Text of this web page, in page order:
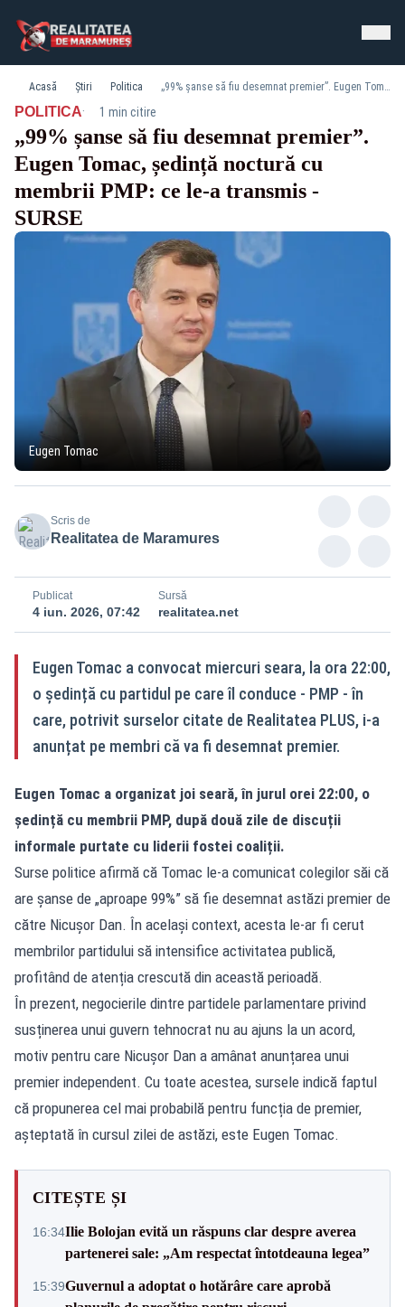
Acasă Știri Politica „99% șanse să fiu desemnat premier”. Eugen Tomac, ședință noctură cu membrii PMP: ce le-a transmis - SURSE
POLITICA· 1 min citire
„99% șanse să fiu desemnat premier”.
Eugen Tomac, ședință noctură cu
membrii PMP: ce le-a transmis -
SURSE
Eugen Tomac
Scris de
Realitatea de Maramures
Publicat
4 iun. 2026, 07:42
Sursă
realitatea.net
Eugen Tomac a convocat miercuri seara, la ora 22:00,
o ședință cu partidul pe care îl conduce - PMP - în
care, potrivit surselor citate de Realitatea PLUS, i-a
anunțat pe membri că va fi desemnat premier.
Eugen Tomac a organizat joi seară, în jurul orei 22:00, o
ședință cu membrii PMP, după două zile de discuții
informale purtate cu liderii fostei coaliții.
Surse politice afirmă că Tomac le-a comunicat colegilor săi că
are șanse de „aproape 99%” să fie desemnat astăzi premier de
către Nicușor Dan. În același context, acesta le-ar fi cerut
membrilor partidului să intensifice activitatea publică,
profitând de atenția crescută din această perioadă.
În prezent, negocierile dintre partidele parlamentare privind
susținerea unui guvern tehnocrat nu au ajuns la un acord,
motiv pentru care Nicușor Dan a amânat anunțarea unui
premier independent. Cu toate acestea, sursele indică faptul
că propunerea cel mai probabilă pentru funcția de premier,
așteptată în cursul zilei de astăzi, este Eugen Tomac.
CITEȘTE ȘI
16:34Ilie Bolojan evită un răspuns clar despre averea
partenerei sale: „Am respectat întotdeauna legea”
15:39Guvernul a adoptat o hotărâre care aprobă